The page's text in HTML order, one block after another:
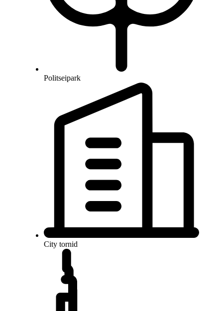
Politseipark
City tornid